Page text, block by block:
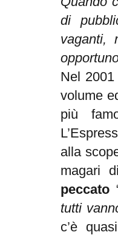
di
vaganti,
Nel
volume
più
alla
magari
peccato
tutti
c’è